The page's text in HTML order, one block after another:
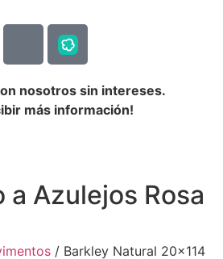
nosotros sin intereses.
más información!
a Azulejos Rosa
/ Barkley Natural 20×114